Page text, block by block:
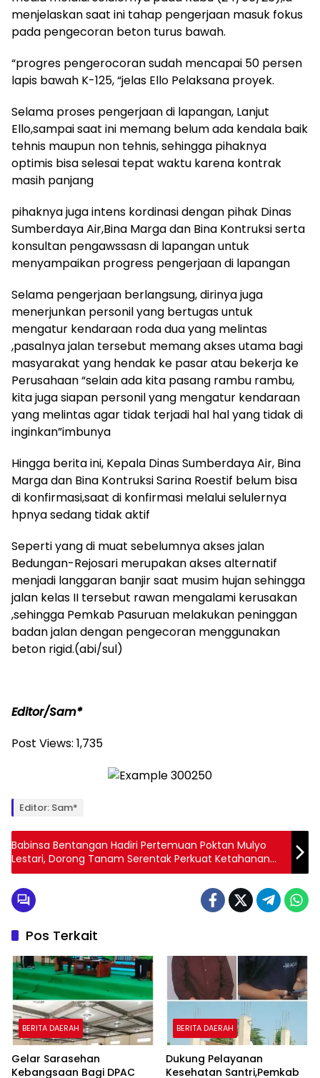
menjelaskan saat ini tahap pengerjaan masuk fokus
pada pengecoran beton turus bawah.
“progres pengerocoran sudah mencapai 50 persen
lapis bawah K-125, “jelas Ello Pelaksana proyek.
Selama proses pengerjaan di lapangan, Lanjut
Ello,sampai saat ini memang belum ada kendala baik
tehnis maupun non tehnis, sehingga pihaknya
optimis bisa selesai tepat waktu karena kontrak
masih panjang
pihaknya juga intens kordinasi dengan pihak Dinas
Sumberdaya Air,Bina Marga dan Bina Kontruksi serta
konsultan pengawssasn di lapangan untuk
menyampaikan progress pengerjaan di lapangan
Selama pengerjaan berlangsung, dirinya juga
menerjunkan personil yang bertugas untuk
mengatur kendaraan roda dua yang melintas
,pasalnya jalan tersebut memang akses utama bagi
masyarakat yang hendak ke pasar atau bekerja ke
Perusahaan “selain ada kita pasang rambu rambu,
kita juga siapan personil yang mengatur kendaraan
yang melintas agar tidak terjadi hal hal yang tidak di
inginkan”imbunya
Hingga berita ini, Kepala Dinas Sumberdaya Air, Bina
Marga dan Bina Kontruksi Sarina Roestif belum bisa
di konfirmasi,saat di konfirmasi melalui selulernya
hpnya sedang tidak aktif
Seperti yang di muat sebelumnya akses jalan
Bedungan-Rejosari merupakan akses alternatif
menjadi langgaran banjir saat musim hujan sehingga
jalan kelas II tersebut rawan mengalami kerusakan
,sehingga Pemkab Pasuruan melakukan peninggan
badan jalan dengan pengecoran menggunakan
beton rigid.(abi/sul)
Editor/Sam*
Post Views: 1,735
Editor: Sam*
Babinsa Bentangan Hadiri Pertemuan Poktan Mulyo
Lestari, Dorong Tanam Serentak Perkuat Ketahanan
Pangan
Pos Terkait
BERITA DAERAH
Gelar Sarasehan
Kebangsaan Bagi DPAC
BERITA DAERAH
Dukung Pelayanan
Kesehatan Santri,Pemkab